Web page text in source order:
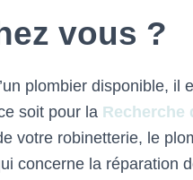
vous ?
plombier disponible,
soit pour la Recherche
votre robinetterie, le
concerne la réparation